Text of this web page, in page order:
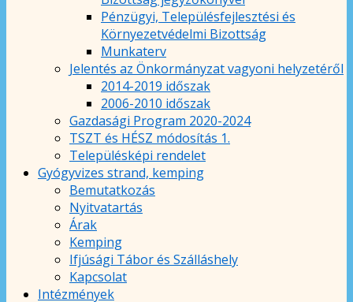
Pénzügyi, Településfejlesztési és
Környezetvédelmi Bizottság
Munkaterv
Jelentés az Önkormányzat vagyoni helyzetéről
2014-2019 időszak
2006-2010 időszak
Gazdasági Program 2020-2024
TSZT és HÉSZ módosítás 1.
Településképi rendelet
Gyógyvizes strand, kemping
Bemutatkozás
Nyitvatartás
Árak
Kemping
Ifjúsági Tábor és Szálláshely
Kapcsolat
Intézmények